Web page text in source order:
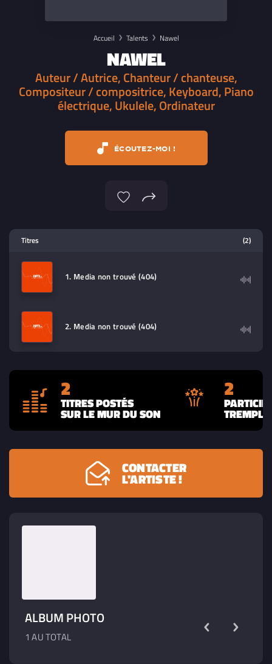
Accueil Talents Nawel
NAWEL
Auteur / Autrice, Chanteur / chanteuse,
Compositeur / compositrice, Keyboard, Piano
électrique, Ukulele, Ordinateur
ÉCOUTEZ-MOI !
Titres (2)
1. Media non trouvé (404)
2. Media non trouvé (404)
2
TITRES POSTÉS
SUR LE MUR DU SON
2
CONTACTER
L'ARTISTE !
ALBUM PHOTO
1 AU TOTAL